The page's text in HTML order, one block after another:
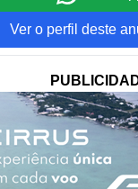
Ver o perfil deste